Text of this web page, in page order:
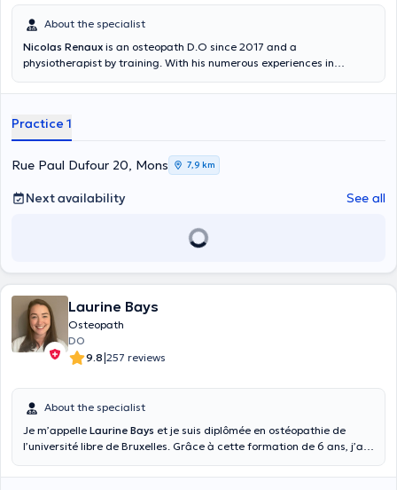
About the specialist
Nicolas Renaux is an osteopath D.O since 2017 and a
physiotherapist by training. With his numerous experiences in
and pediatric treatment as well as in the visceral field. He adopts a
the body. Working in his private practice and as a consultant at the
C.H.U. Ambroise Paré, in the maternity, gynecology and pediatrics
departments, he will do his utmost to respond to your problems in an
optimal manner.
Practice 1
Rue Paul Dufour 20, Mons 7,9 km
Next availability See all
Laurine Bays
Osteopath
DO
9.8|257 reviews
About the specialist
Je m’appelle Laurine Bays et je suis diplômée en ostéopathie de
l’université libre de Bruxelles. Grâce à cette formation de 6 ans, j’ai
charge sécurisée de mes patients. Je suis persuadée qu’une prise en